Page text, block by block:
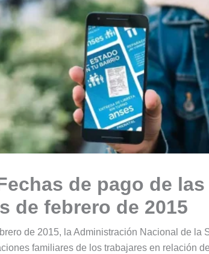
de pago de
de febrero de 2015
de 2015, la Administración Nacional de la
familiares de los trabajares en relación